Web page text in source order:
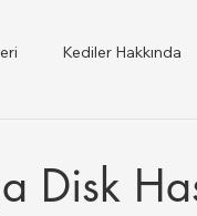
Kediler Hakkında
Disk